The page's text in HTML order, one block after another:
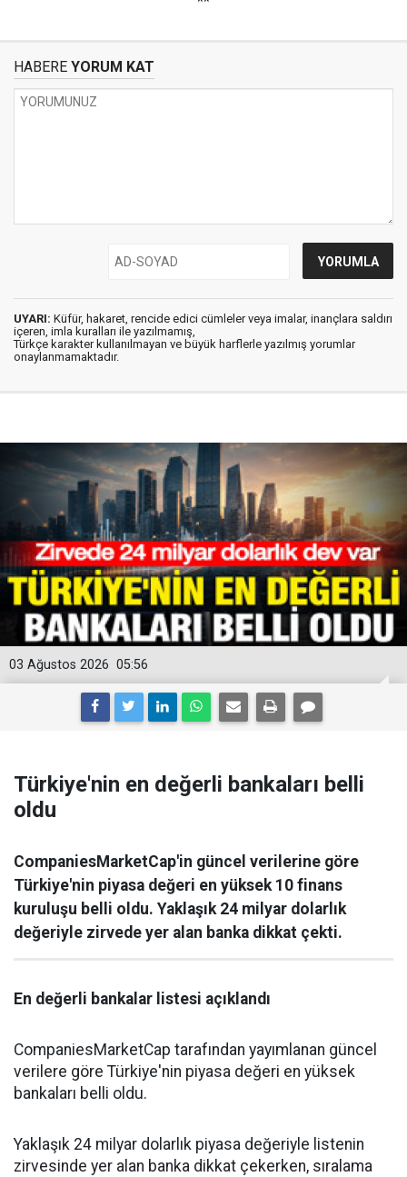
HABERE YORUM KAT
UYARI: Küfür, hakaret, rencide edici cümleler veya imalar, inançlara saldırı
içeren, imla kuralları ile yazılmamış,
Türkçe karakter kullanılmayan ve büyük harflerle yazılmış yorumlar
onaylanmamaktadır.
05:56
03 Ağustos 2026
Türkiye'nin en değerli bankaları belli
oldu
CompaniesMarketCap'in güncel verilerine göre
Türkiye'nin piyasa değeri en yüksek 10 finans
kuruluşu belli oldu. Yaklaşık 24 milyar dolarlık
değeriyle zirvede yer alan banka dikkat çekti.
En değerli bankalar listesi açıklandı
CompaniesMarketCap tarafından yayımlanan güncel
verilere göre Türkiye'nin piyasa değeri en yüksek
bankaları belli oldu.
Yaklaşık 24 milyar dolarlık piyasa değeriyle listenin
zirvesinde yer alan banka dikkat çekerken, sıralama